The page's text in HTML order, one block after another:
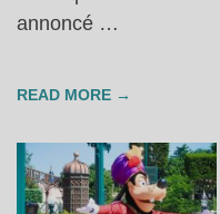
annoncé …
READ MORE →